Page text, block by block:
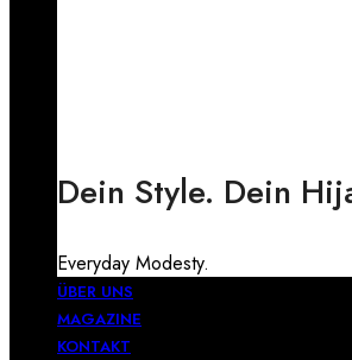
Dein Style. Dein
Everyday Modesty.
ÜBER UNS
MAGAZINE
KONTAKT